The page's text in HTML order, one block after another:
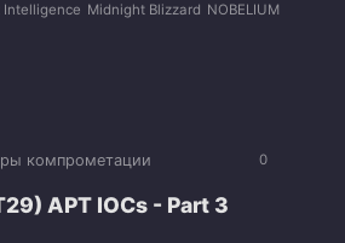
Intelligence Midnight Blizzard NOBELIUM
0
компрометации
APT IOCs - Part 3